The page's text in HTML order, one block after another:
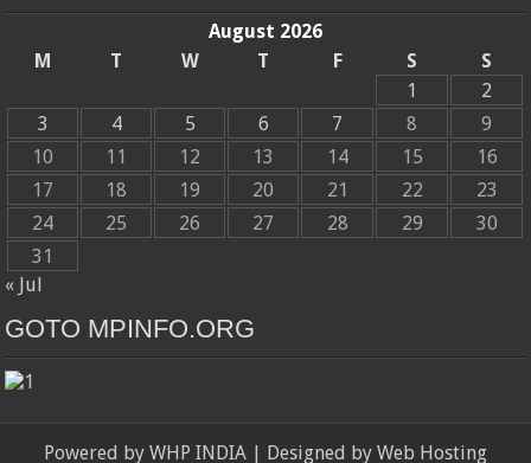
August 2026
M
T W T F S
S
1
2
3
4 5 6 7 8
9
10
11 12 13 14 15
16
17
18 19 20 21 22
23
24
25 26 27 28 29
30
31
« Jul
GOTO MPINFO.ORG
Powered by WHP INDIA | Designed by Web Hosting